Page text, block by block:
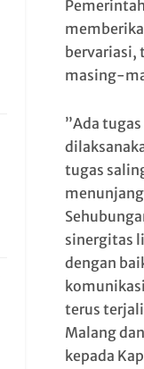
bervariasi,
masing-
”Ada
tugas
sinergitas
dengan
terus
Malang
kepada